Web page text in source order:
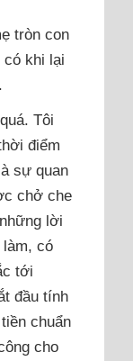
tròn con
có khi lại
Tôi
điểm
sự quan
chở che
lời
làm, có
tới
đầu tính
chuẩn
cho